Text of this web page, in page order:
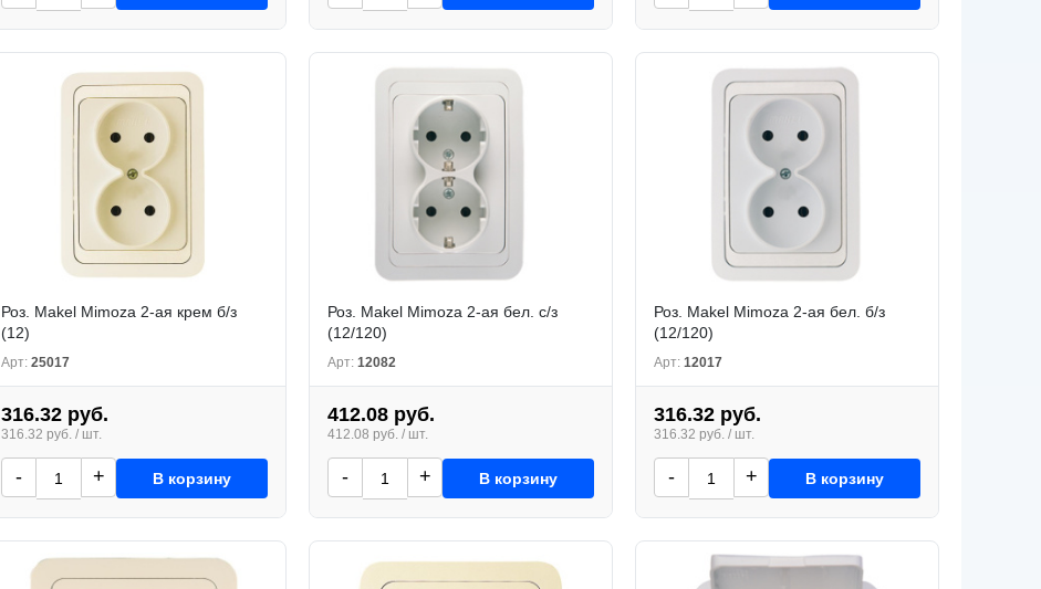
Роз. Makel Mimoza 2-ая крем б/з
(12)
Арт: 25017
316.32 руб.
316.32 руб. / шт.
- + В корзину
Роз. Makel Mimoza 2-ая бел. с/з
(12/120)
Арт: 12082
412.08 руб.
412.08 руб. / шт.
- + В корзину
Роз. Makel Mimoza 2-ая бел. б/з
(12/120)
Арт: 12017
316.32 руб.
316.32 руб. / шт.
- + В корзину